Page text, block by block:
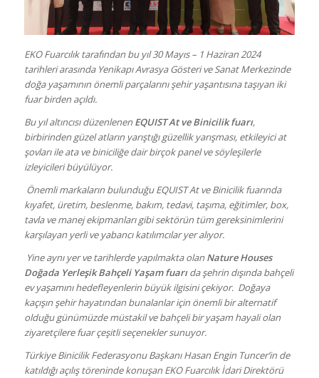
EKO Fuarcılık tarafından bu yıl 30 Mayıs – 1 Haziran 2024
tarihleri arasında Yenikapı Avrasya Gösteri ve Sanat Merkezinde
doğa yaşamının önemli parçalarını şehir yaşantısına taşıyan iki
fuar birden açıldı.
Bu yıl altıncısı düzenlenen EQUIST At ve Binicilik fuarı,
birbirinden güzel atların yarıştığı güzellik yarışması, etkileyici at
şovları ile ata ve biniciliğe dair birçok panel ve söyleşilerle
izleyicileri büyülüyor.
Önemli markaların bulunduğu EQUIST At ve Binicilik fuarında
kıyafet, üretim, beslenme, bakım, tedavi, taşıma, eğitimler, box,
tavla ve manej ekipmanları gibi sektörün tüm gereksinimlerini
karşılayan yerli ve yabancı katılımcılar yer alıyor.
Yine aynı yer ve tarihlerde yapılmakta olan Nature Houses
Doğada Yerleşik Bahçeli Yaşam fuarıda şehrin dışında bahçeli
ev yaşamını hedefleyenlerin büyük ilgisini çekiyor. Doğaya
kaçışın şehir hayatından bunalanlar için önemli bir alternatif
olduğu günümüzde müstakil ve bahçeli bir yaşam hayali olan
ziyaretçilere fuar çeşitli seçenekler sunuyor.
Türkiye Binicilik Federasyonu Başkanı Hasan Engin Tuncer’in de
katıldığı açılış töreninde konuşan EKO Fuarcılık İdari Direktörü